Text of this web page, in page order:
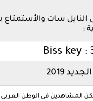
سات والأستمتاع
:
Biss key :
2019
المشاهدين فى الوطن العربى